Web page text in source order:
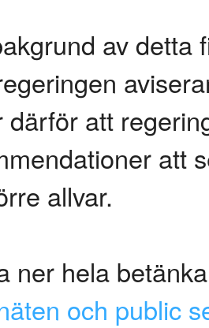
av detta
därför att
att
allvar.
ner hela
och public